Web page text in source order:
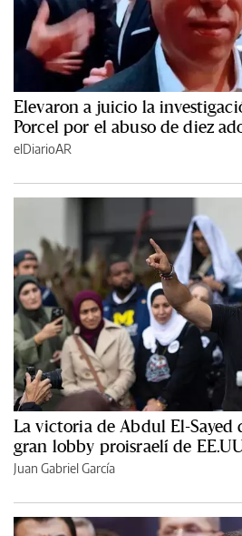
Elevaron a juicio la
Porcel por el abuso de diez
elDiarioAR
La victoria de Abdul El-Sayed
gran lobby proisraelí de
Juan Gabriel García